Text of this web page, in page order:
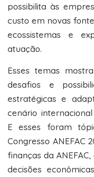
possibilita às
custo em novas
ecossistemas e
atuação.
Esses temas
desafios e
estratégicas e
cenário
E esses foram
Congresso ANEFAC
finanças da
decisões